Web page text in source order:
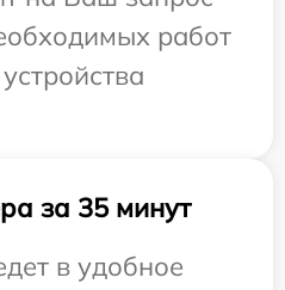
работ
за 35 минут
в удобное